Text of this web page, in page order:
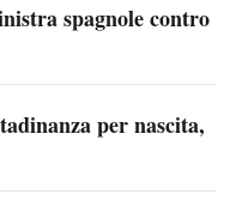
spagnole contro
per nascita,